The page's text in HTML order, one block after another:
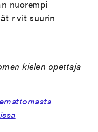
nuorempi
rivit suurin
kielen opettaja